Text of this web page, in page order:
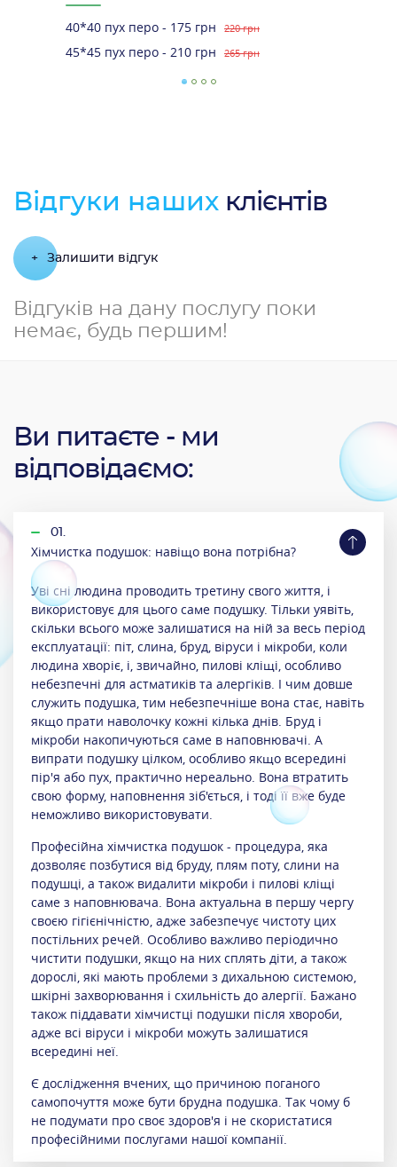
40*40 пух перо - 175 грн 220 грн
45*45 пух перо - 210 грн 265 грн
Відгуки наших клієнтів
+ Залишити відгук
Відгуків на дану послугу поки
немає, будь першим!
Ви питаєте - ми
відповідаємо:
01.
Хімчистка подушок: навіщо вона потрібна?
Уві сні людина проводить третину свого життя, і
використовує для цього саме подушку. Тільки уявіть,
скільки всього може залишатися на ній за весь період
експлуатації: піт, слина, бруд, віруси і мікроби, коли
людина хворіє, і, звичайно, пилові кліщі, особливо
небезпечні для астматиків та алергіків. І чим довше
служить подушка, тим небезпечніше вона стає, навіть
якщо прати наволочку кожні кілька днів. Бруд і
мікроби накопичуються саме в наповнювачі. А
випрати подушку цілком, особливо якщо всередині
пір'я або пух, практично нереально. Вона втратить
свою форму, наповнення зіб'ється, і тоді її вже буде
неможливо використовувати.
Професійна хімчистка подушок - процедура, яка
дозволяє позбутися від бруду, плям поту, слини на
подушці, а також видалити мікроби і пилові кліщі
саме з наповнювача. Вона актуальна в першу чергу
своєю гігієнічністю, адже забезпечує чистоту цих
постільних речей. Особливо важливо періодично
чистити подушки, якщо на них сплять діти, а також
дорослі, які мають проблеми з дихальною системою,
шкірні захворювання і схильність до алергії. Бажано
також піддавати хімчистці подушки після хвороби,
адже всі віруси і мікроби можуть залишатися
всередині неї.
Є дослідження вчених, що причиною поганого
самопочуття може бути брудна подушка. Так чому б
не подумати про своє здоров'я і не скористатися
професійними послугами нашої компанії.